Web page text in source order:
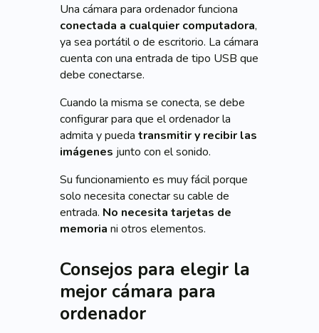
Una cámara para ordenador funciona
conectada a cualquier computadora,
ya sea portátil o de escritorio. La cámara
cuenta con una entrada de tipo USB que
debe conectarse.
Cuando la misma se conecta, se debe
configurar para que el ordenador la
admita y pueda transmitir y recibir las
imágenes junto con el sonido.
Su funcionamiento es muy fácil porque
solo necesita conectar su cable de
entrada. No necesita tarjetas de
memoria ni otros elementos.
Consejos para elegir la
mejor cámara para
ordenador